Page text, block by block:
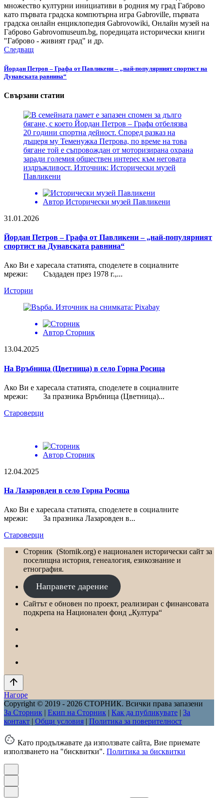
множество културни инициативи в родния му град Габрово
като първата градска компютърна игра Gabroville, първата
градска онлайн енциклопедия Gabrovowiki, Онлайн музей на
Габрово Gabrovomuseum.bg, поредицата исторически книги
"Габрово - живият град" и др.
Следващ
Йордан Петров – Графа от Павликени – „най-популярният спортист на
Дунавската равнина“
Свързани статии
Автор Исторически музей Павликени
31.01.2026
Йордан Петров – Графа от Павликени – „най-популярният
спортист на Дунавската равнина“
Ако Ви е харесала статията, споделете в социалните
мрежи: Създаден през 1978 г.,...
Истории
Автор Сторник
13.04.2025
На Връбница (Цветница) в село Горна Росица
Ако Ви е харесала статията, споделете в социалните
мрежи: За празника Връбница (Цветница)...
Староверци
Автор Сторник
12.04.2025
На Лазаровден в село Горна Росица
Ако Ви е харесала статията, споделете в социалните
мрежи: За празника Лазаровден в...
Староверци
Сторник (Stornik.org) е национален исторически сайт за
поселищна история, генеалогия, езикознание и
етнография.
Направете дарение
Сайтът е обновен по проект, реализиран с финансовата
подкрепа на Национален фонд „Култура“
Нагоре
Copyright © 2019 - 2026 СТОРНИК. Всички права запазени
За Сторник | Екип на Сторник | Как да публикувате | За
контакт | Общи условия | Политика за поверителност
Като продължавате да използвате сайта, Вие приемате
използването на "бисквитки". Политика за бисквитки